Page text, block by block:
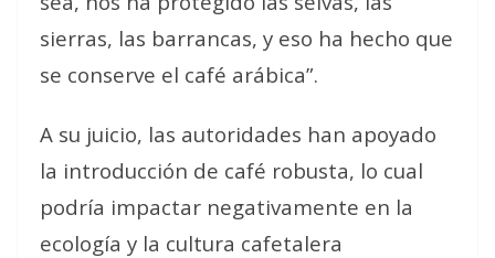
sierras, las barrancas, y eso ha hecho que
se conserve el café arábica”.
A su juicio, las autoridades han apoyado
la introducción de café robusta, lo cual
podría impactar negativamente en la
ecología y la cultura cafetalera